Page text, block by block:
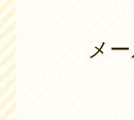
メ